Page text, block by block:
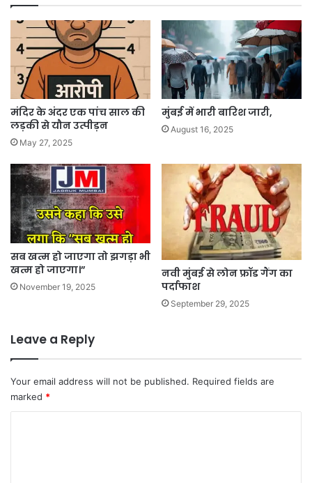
मंदिर के अंदर एक पांच साल की
लड़की से यौन उत्पीड़न
May 27, 2025
मुंबई में भारी बारिश जारी,
August 16, 2025
सब खत्म हो जाएगा तो झगड़ा भी
खत्म हो जाएगा।”
November 19, 2025
नवी मुंबई से लोन फ्रॉड गैंग का
पर्दाफाश
September 29, 2025
Leave a Reply
Your email address will not be published. Required fields are
marked *